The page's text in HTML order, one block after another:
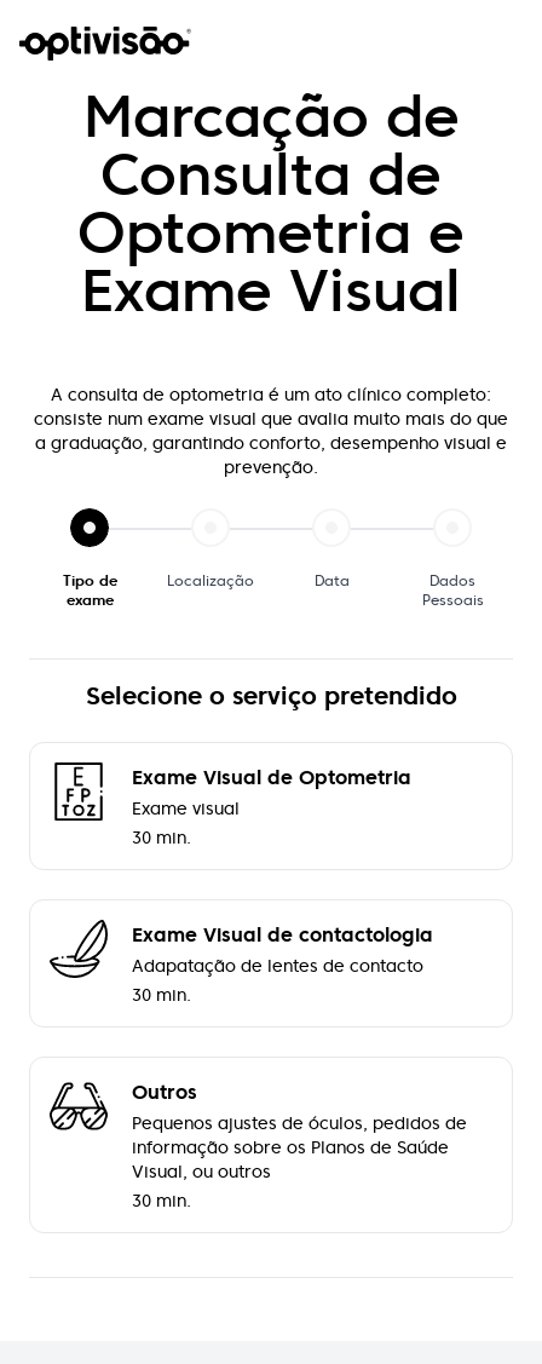
Marcação de
Consulta de
Optometria e
Exame Visual
A consulta de optometria é um ato clínico completo:
consiste num exame visual que avalia muito mais do que
a graduação, garantindo conforto, desempenho visual e
prevenção.
Tipo de
exame
Localização Data
Dados
Pessoais
Selecione o serviço pretendido
Exame Visual de Optometria
Exame visual
30 min.
Exame Visual de contactologia
Adapatação de lentes de contacto
30 min.
Outros
Pequenos ajustes de óculos, pedidos de
informação sobre os Planos de Saúde
Visual, ou outros
30 min.